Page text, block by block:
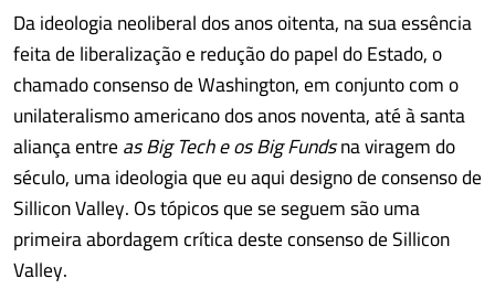
Da ideologia neoliberal dos anos oitenta, na sua essência
feita de liberalização e redução do papel do Estado, o
chamado consenso de Washington, em conjunto com o
unilateralismo americano dos anos noventa, até à santa
aliança entreas Big Tech e os Big Fundsna viragem do
século, uma ideologia que eu aqui designo de consenso de
Sillicon Valley. Os tópicos que se seguem são uma
primeira abordagem crítica deste consenso de Sillicon
Valley.